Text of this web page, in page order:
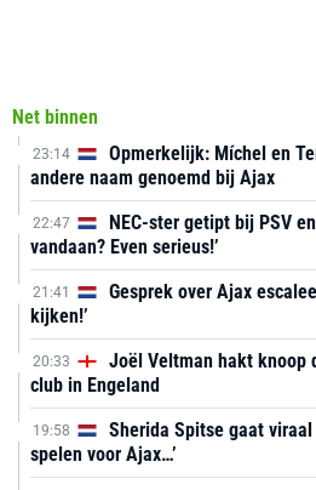
Net binnen
23:14
Opmerkelijk: Míchel en
andere naam genoemd bij Ajax
22:47
NEC-ster getipt bij PSV
vandaan? Even serieus!’
21:41
Gesprek over Ajax
kijken!’
20:33
Joël Veltman hakt knoop
club in Engeland
19:58
Sherida Spitse gaat viraal
spelen voor Ajax…’